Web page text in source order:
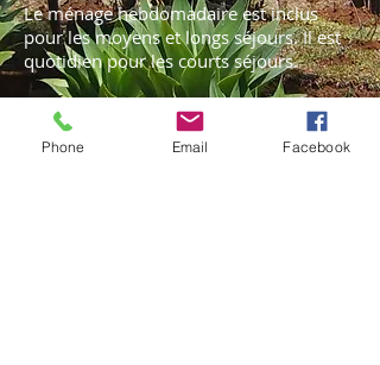
Le ménage hebdomadaire est inclus
pour les moyens et longs séjours. Il est
quotidien pour les courts séjours.
Un service de blanchisserie est à votre
Phone Email Facebook